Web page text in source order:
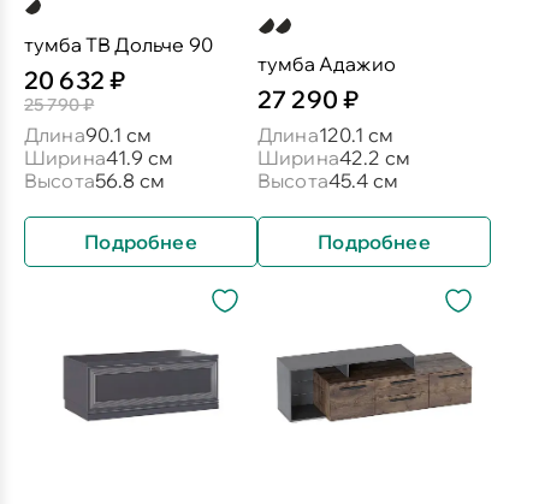
тумба ТВ Дольче 90
20 632 ₽
25 790 ₽
Длина90.1 см
Ширина41.9 см
Высота56.8 см
Подробнее
тумба Адажио
27 290 ₽
Длина120.1 см
Ширина42.2 см
Высота45.4 см
Подробнее